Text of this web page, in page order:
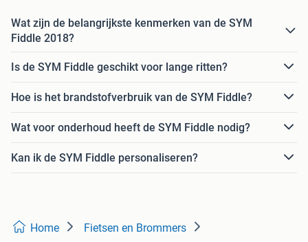
Wat zijn de belangrijkste kenmerken van de SYM
Fiddle 2018?
Is de SYM Fiddle geschikt voor lange ritten?
Hoe is het brandstofverbruik van de SYM Fiddle?
Wat voor onderhoud heeft de SYM Fiddle nodig?
Kan ik de SYM Fiddle personaliseren?
Home Fietsen en Brommers